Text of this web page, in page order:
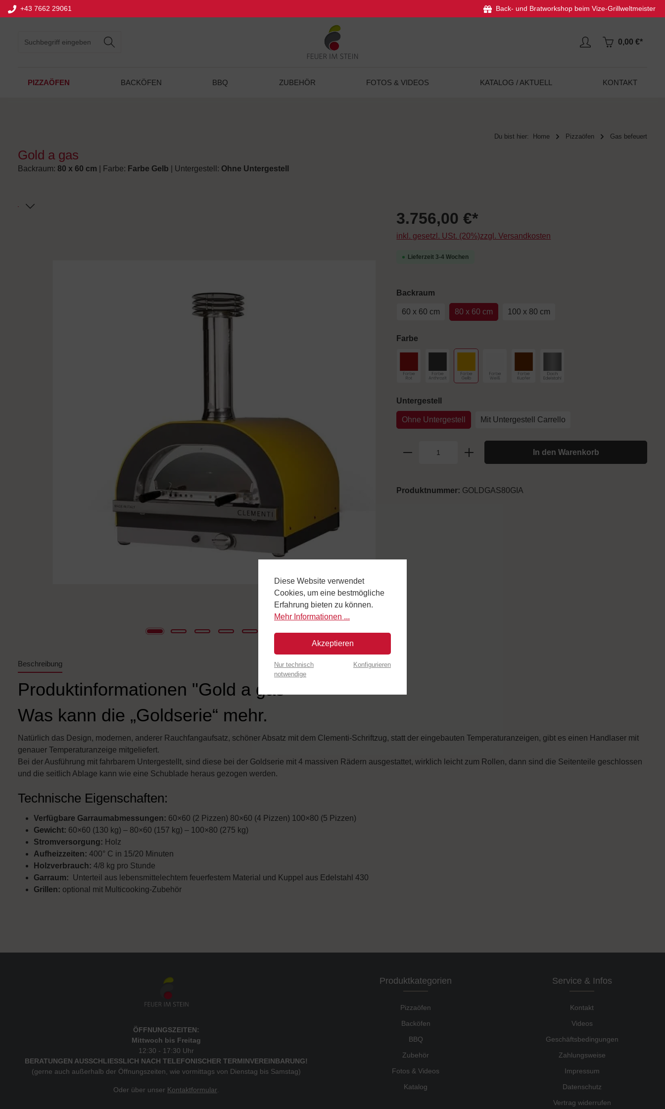
Zur Hauptnavigation springen
+43 7662 29061 Back- und Bratworkshop beim Vize-Grillweltmeister
0,00 €*
BACKÖFEN BBQ ZUBEHÖR FOTOS & VIDEOS KATALOG / AKTUELL KONTAKT
Du bist hier: Home Pizzaöfen Gas befeuert
Gold a gas
Backraum: 80 x 60 cm | Farbe: Farbe Gelb | Untergestell: Ohne Untergestell
3.756,00 €*
inkl. gesetzl. USt. (20%)zzgl. Versandkosten
Lieferzeit 3-4 Wochen
Backraum
60 x 60 cm 80 x 60 cm 100 x 80 cm
Farbe
Farbe RotFarbe Anthrazit
Farbe GelbFarbe WeißFarbe KupferDach Edelstahl
Untergestell
Ohne Untergestell Mit Untergestell Carrello
In den Warenkorb
Produktnummer: GOLDGAS80GIA
Beschreibung
Produktinformationen "Gold a gas"
Was kann die „Goldserie“ mehr.
Natürlich das Design, modernen, anderer Rauchfangaufsatz, schöner Absatz mit dem Clementi-Schriftzug, statt der eingebauten Temperaturanzeigen, gibt es einen Handlaser mit
genauer Temperaturanzeige mitgeliefert.
Bei der Ausführung mit fahrbarem Untergestellt, sind diese bei der Goldserie mit 4 massiven Rädern ausgestattet, wirklich leicht zum Rollen, dann sind die Seitenteile geschlossen
und die seitlich Ablage kann wie eine Schublade heraus gezogen werden.
Technische Eigenschaften:
Verfügbare Garraumabmessungen: 60×60 (2 Pizzen) 80×60 (4 Pizzen) 100×80 (5 Pizzen)
Gewicht: 60×60 (130 kg) – 80×60 (157 kg) – 100×80 (275 kg)
Stromversorgung: Holz
Aufheizzeiten: 400° C in 15/20 Minuten
Holzverbrauch: 4/8 kg pro Stunde
Garraum: Unterteil aus lebensmittelechtem feuerfestem Material und Kuppel aus Edelstahl 430
Grillen: optional mit Multicooking-Zubehör
ÖFFNUNGSZEITEN:
Mittwoch bis Freitag
12:30 - 17:30 Uhr
BERATUNGEN AUSSCHLIESSLICH NACH TELEFONISCHER TERMINVEREINBARUNG!
(gerne auch außerhalb der Öffnungszeiten, wie vormittags von Dienstag bis Samstag)
Oder über unser Kontaktformular
Produktkategorien
Pizzaöfen
Backöfen
BBQ
Zubehör
Fotos & Videos
Katalog
Service & Infos
Kontakt
Videos
Geschäftsbedingungen
Zahlungsweise
Impressum
Datenschutz
Vertrag widerrufen
Diese Website verwendet
Cookies, um eine bestmögliche
Erfahrung bieten zu können.
Mehr Informationen ...
Akzeptieren
Nur technisch
notwendige
Konfigurieren